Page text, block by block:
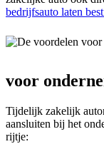
bedrijfsauto laten
voor
Tijdelijk zakelijk
aansluiten bij het
rijtje: